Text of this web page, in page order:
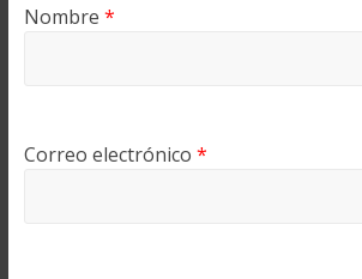
Nombre *
Correo electrónico *